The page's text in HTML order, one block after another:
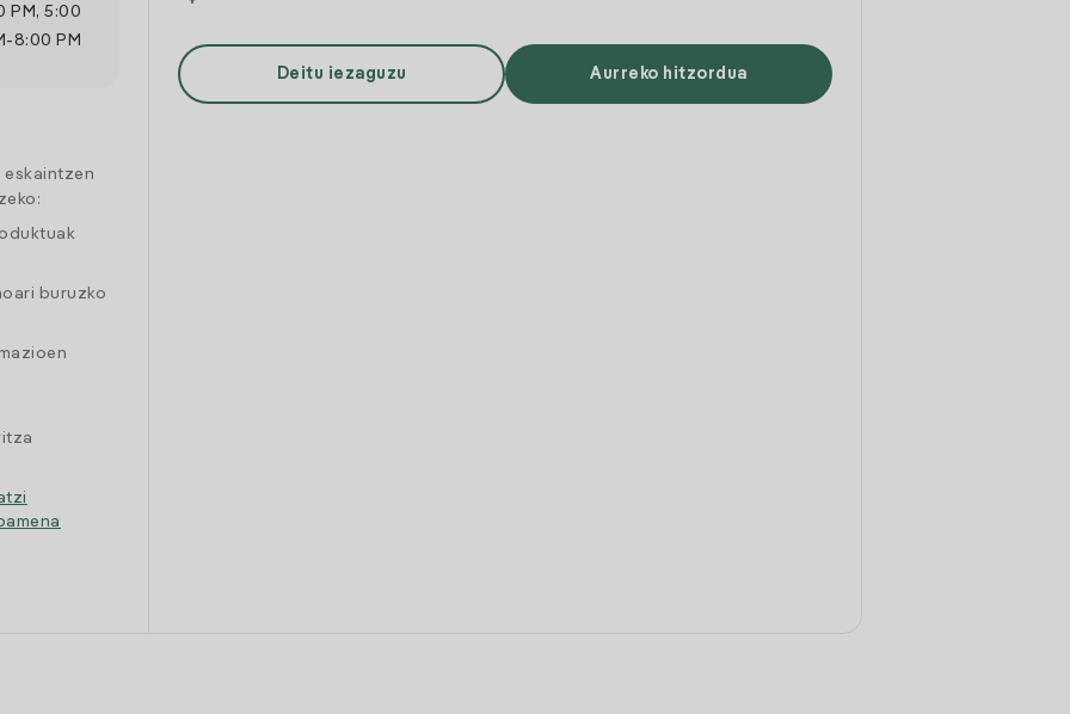
PM , 5:00
-8:00 PM
buruzko
Deitu iezaguzu Aurreko hitzordua